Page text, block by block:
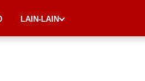
LAIN-LAIN